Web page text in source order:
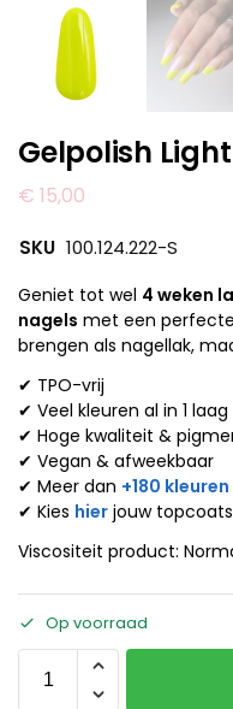
Gelpolish
€ 15,00
SKU 100.124.222-S
Geniet tot wel 4 weken
nagels met een
brengen als nagellak,
✔ TPO-vrij
✔ Veel kleuren al in 1
✔ Hoge kwaliteit &
✔ Vegan & afweekbaar
✔ Meer dan +180 kleuren
✔ Kies hier jouw
Viscositeit product:
Op voorraad